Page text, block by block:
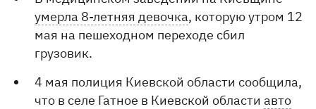
умерла 8-летняя девочка, которую утром 12
мая на пешеходном переходе сбил
грузовик.
4 мая полиция Киевской области сообщила,
что в селе Гатное в Киевской областиавто